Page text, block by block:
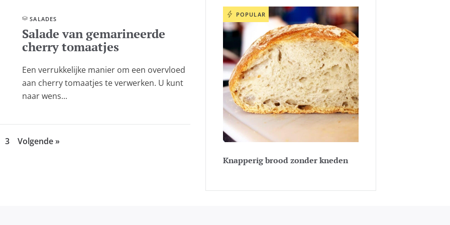
SALADES
Salade van gemarineerde
cherry tomaatjes
Een verrukkelijke manier om een overvloed
aan cherry tomaatjes te verwerken. U kunt
naar wens...
3 Volgende »
POPULAR
Knapperig brood zonder kneden